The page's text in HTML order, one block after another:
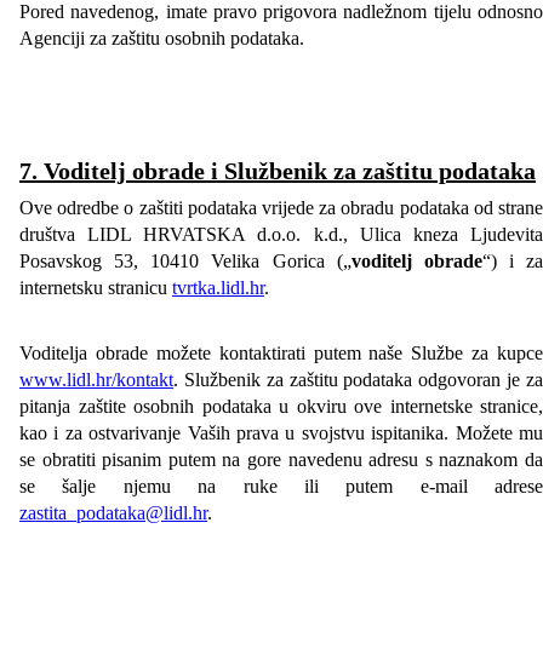
Pored navedenog, imate pravo prigovora nadležnom tijelu odnosno
Agenciji za zaštitu osobnih podataka.
7. Voditelj obrade i Službenik za zaštitu podataka
Ove odredbe o zaštiti podataka vrijede za obradu podataka od strane
društva LIDL HRVATSKA d.o.o. k.d., Ulica kneza Ljudevita
Posavskog 53, 10410 Velika Gorica („voditelj obrade“) i za
internetsku stranicu tvrtka.lidl.hr.
Voditelja obrade možete kontaktirati putem naše Službe za kupce
www.lidl.hr/kontakt. Službenik za zaštitu podataka odgovoran je za
pitanja zaštite osobnih podataka u okviru ove internetske stranice,
kao i za ostvarivanje Vaših prava u svojstvu ispitanika. Možete mu
se obratiti pisanim putem na gore navedenu adresu s naznakom da
se šalje njemu na ruke ili putem e-mail adrese
zastita_podataka@lidl.hr.